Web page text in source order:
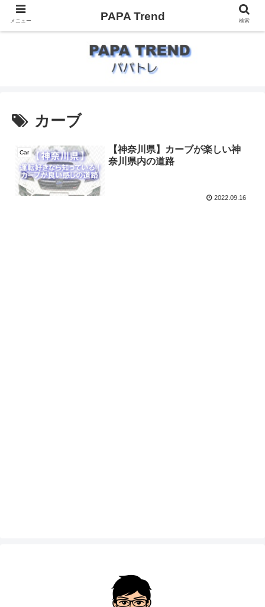
カーブ
Car
【神奈川県】カーブが楽しい神
奈川県内の道路
2022.09.16
メニュー PAPA Trend 検索